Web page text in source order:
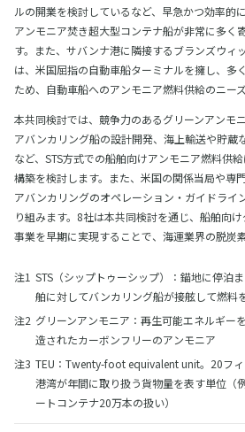
ルの開業を検討しているなど、早急かつ効率的
アンモニア焚き超大型コンテナ船が非常に多く
す。また、サバンナ港に隣接するブランズウィ
は、米国屈指の自動車船ターミナルを擁し、多
ため、自動車船へのアンモニア燃料供給のニー
本共同検討では、競争力のあるグリーンアンモ
アバンカリング船の設計開発、海上輸送や貯蔵
など、STS方式での船舶向けアンモニア燃料供
構築を検討します。また、米国の関係当局や専
アバンカリングのオペレーション・ガイドライ
り組みます。8社は本共同検討を通じ、船舶向
事業を早期に実現することで、海運業界の脱炭
STS（シップトゥーシップ）：錨地に停泊
舶に対してバンカリング船が接舷して燃料
グリーンアンモニア：再生可能エネルギー
造されたカーボンフリーのアンモニア
TEU：Twenty-foot equivalent unit。20フ
港湾が年間に取り扱う貨物量を表す単位（
ートコンテナ20万本の扱い）